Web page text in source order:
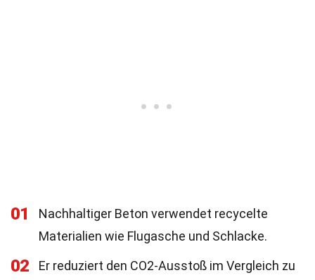
01
Nachhaltiger Beton verwendet recycelte
Materialien wie Flugasche und Schlacke.
02
Er reduziert den CO2-Ausstoß im Vergleich zu